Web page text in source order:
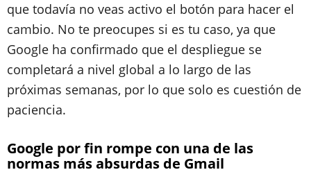
que todavía no veas activo el botón para hacer el
cambio. No te preocupes si es tu caso, ya que
Google ha confirmado que el despliegue se
completará a nivel global a lo largo de las
próximas semanas, por lo que solo es cuestión de
paciencia.
Google por fin rompe con una de las
normas más absurdas de Gmail